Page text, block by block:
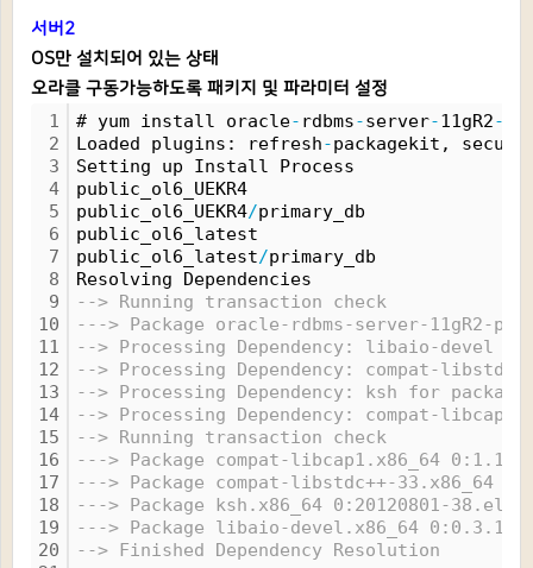
서버2
OS만 설치되어 있는 상태
오라클 구동가능하도록 패키지 및 파라미터 설정
1
2
3
4
5
6
7
8
9
10
11
12
13
14
15
16
17
18
19
20
# yum install oracle- rdbms-server-11gR2-
Loaded plugins: refresh-packagekit,
Setting up Install Process
public_ol6_UEKR4/
public_ol6_latest/
Resolving Dependencies
--> Running transaction check
---> Package oracle-rdbms-server-
--> Processing Dependency: libaio-devel
--> Processing Dependency: compat-
--> Processing Dependency: ksh for
--> Processing Dependency: compat-
--> Running transaction check
---> Package compat-libcap1.x86_64
---> Package compat-libstdc++-33.x86_64
---> Package ksh.x86_64 0:20120801-
---> Package libaio-devel.x86_64
--> Finished Dependency Resolution